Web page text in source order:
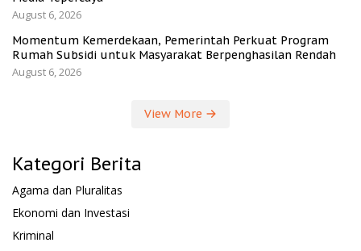
August 6, 2026
Momentum Kemerdekaan, Pemerintah Perkuat Program
Rumah Subsidi untuk Masyarakat Berpenghasilan Rendah
August 6, 2026
View More
Kategori Berita
Agama dan Pluralitas
Ekonomi dan Investasi
Kriminal